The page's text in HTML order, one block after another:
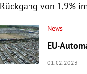
Rückgang von 1,9%
News
EU-
01.02.2023